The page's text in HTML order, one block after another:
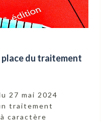
place du traitement
27 mai 2024
traitement
caractère